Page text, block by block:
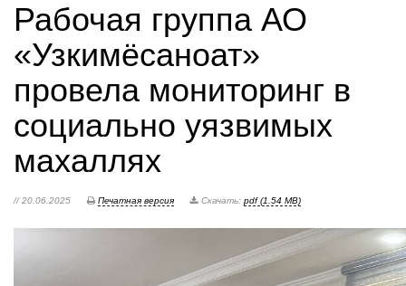
Рабочая группа АО
«Узкимёсаноат»
провела мониторинг в
социально уязвимых
махаллях
// 20.06.2025 Печатная версия Скачать: pdf (1.54 MB)